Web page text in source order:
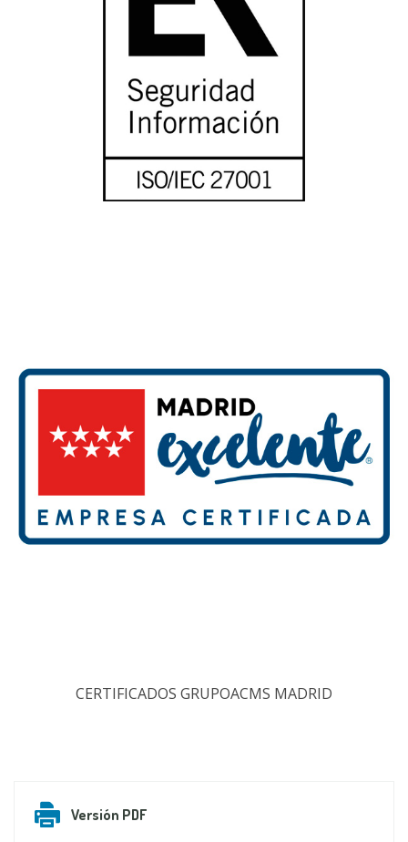
CERTIFICADOS GRUPOACMS MADRID
Versión PDF